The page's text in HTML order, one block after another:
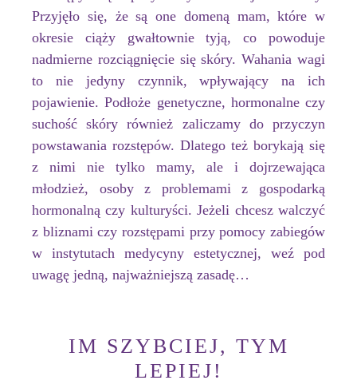
Przyjęło się, że są one domeną mam, które w
okresie ciąży gwałtownie tyją, co powoduje
nadmierne rozciągnięcie się skóry. Wahania wagi
to nie jedyny czynnik, wpływający na ich
pojawienie. Podłoże genetyczne, hormonalne czy
suchość skóry również zaliczamy do przyczyn
powstawania rozstępów. Dlatego też borykają się
z nimi nie tylko mamy, ale i dojrzewająca
młodzież, osoby z problemami z gospodarką
hormonalną czy kulturyści. Jeżeli chcesz walczyć
z bliznami czy rozstępami przy pomocy zabiegów
w instytutach medycyny estetycznej, weź pod
uwagę jedną, najważniejszą zasadę…
IM SZYBCIEJ, TYM
LEPIEJ!